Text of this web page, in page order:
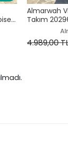
Almarwah
Takım
4.989,00